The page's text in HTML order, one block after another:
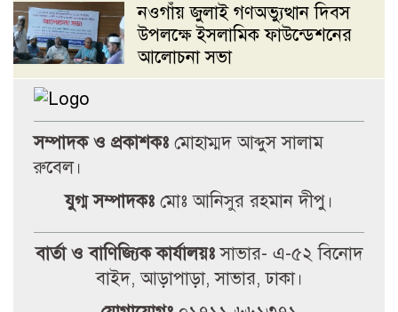
নওগাঁয় জুলাই গণঅভ্যুত্থান দিবস
উপলক্ষে ইসলামিক ফাউন্ডেশনের
আলোচনা সভা
হামলার প্রতিবাদে ৭২ ঘণ্টার
আলটিমেটাম
মান্দায় শিক্ষার্থীকে পিটানোর
অভিযোগে প্রধান শিক্ষকের গাড়ি
ভাঙচুর, বিদ্যালয়ে উত্তেজনা
জবিস্থ রিসার্চ সোসাইটির চলমান
সম্পাদক ও প্রকাশকঃমোহাম্মদ আব্দুস সালাম
রুবেল।
যুগ্ম সম্পাদকঃ মোঃ আনিসুর রহমান দীপু।
বার্তা ও বাণিজ্যিক কার্যালয়ঃসাভার- এ-৫২ বিনোদ
বাইদ, আড়াপাড়া, সাভার, ঢাকা।